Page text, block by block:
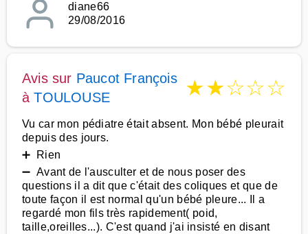
diane66
29/08/2016
Avis sur Paucot François
àTOULOUSE ★★☆☆☆
Vu car mon pédiatre était absent. Mon bébé pleurait
depuis des jours.
➕ Rien
➖ Avant de l'ausculter et de nous poser des
questions il a dit que c'était des coliques et que de
toute façon il est normal qu'un bébé pleure... Il a
regardé mon fils très rapidement( poid,
taille,oreilles...). C'est quand j'ai insisté en disant